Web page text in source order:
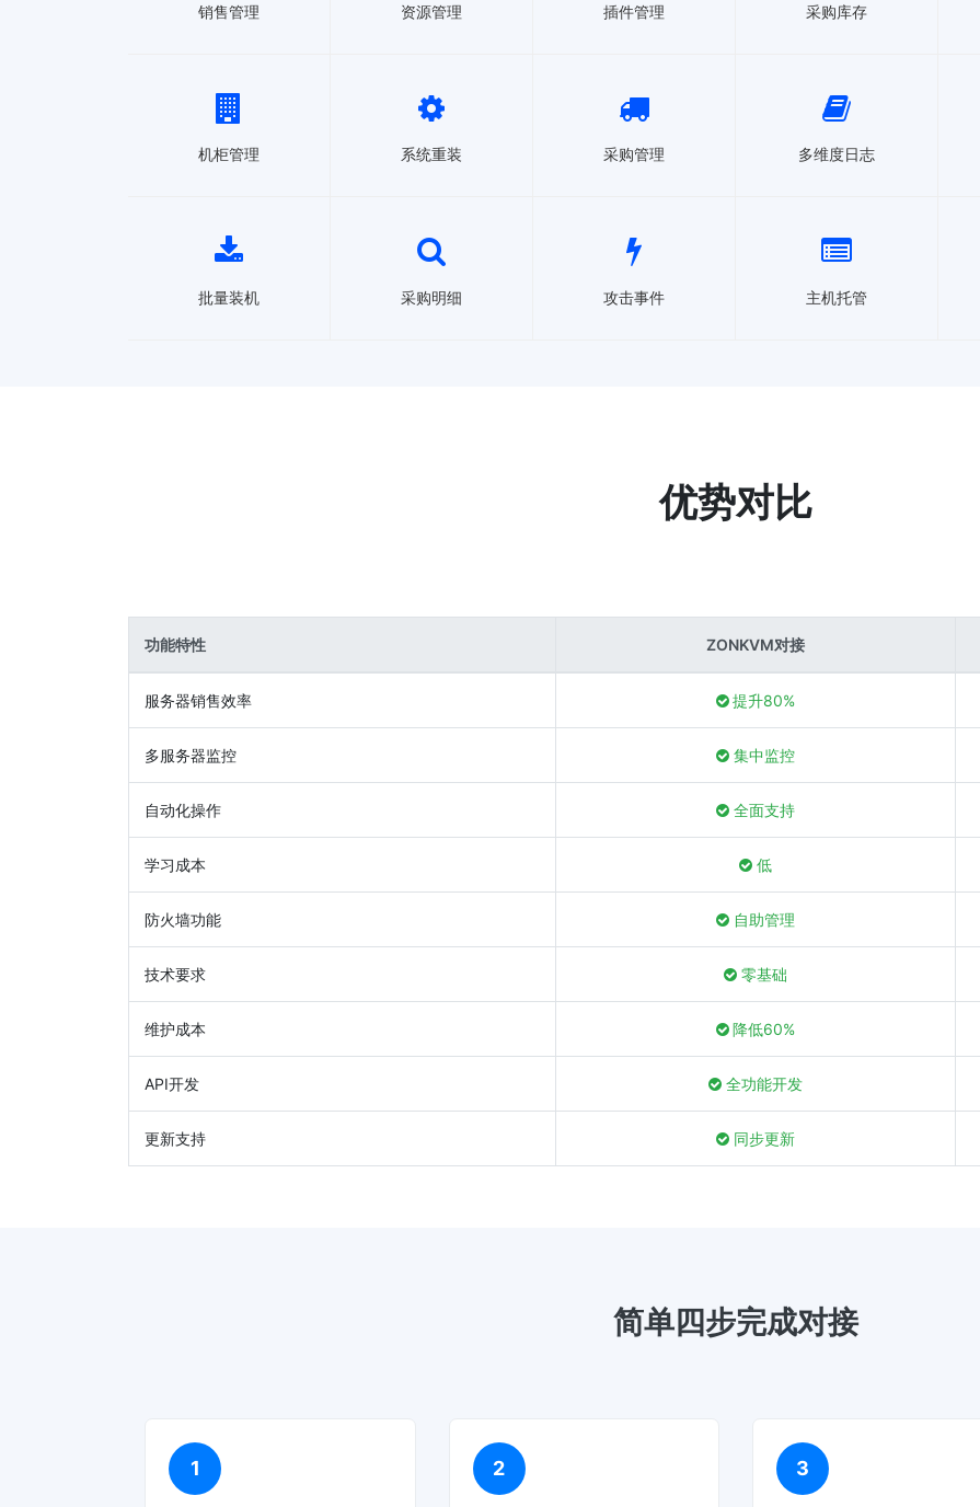
销售管理 资源管理 插件管理 采购库存
机柜管理 系统重装 采购管理 多维度日志
批量装机 采购明细 攻击事件 主机托管
优势对比
功能特性 ZONKVM对接
服务器销售效率 提升80%
多服务器监控 集中监控
自动化操作 全面支持
学习成本 低
防火墙功能 自助管理
技术要求 零基础
维护成本 降低60%
API开发 全功能开发
更新支持 同步更新
简单四步完成对接
1 2 3